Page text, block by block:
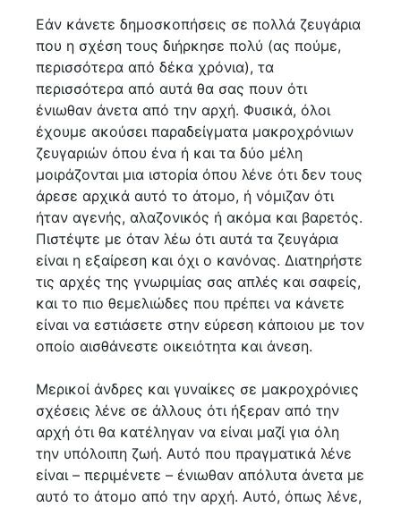
Εάν κάνετε δημοσκοπήσεις σε πολλά ζευγάρια
που η σχέση τους διήρκησε πολύ (ας πούμε,
περισσότερα από δέκα χρόνια), τα
περισσότερα από αυτά θα σας πουν ότι
ένιωθαν άνετα από την αρχή. Φυσικά, όλοι
έχουμε ακούσει παραδείγματα μακροχρόνιων
ζευγαριών όπου ένα ή και τα δύο μέλη
μοιράζονται μια ιστορία όπου λένε ότι δεν τους
άρεσε αρχικά αυτό το άτομο, ή νόμιζαν ότι
ήταν αγενής, αλαζονικός ή ακόμα και βαρετός.
Πιστέψτε με όταν λέω ότι αυτά τα ζευγάρια
είναι η εξαίρεση και όχι ο κανόνας. Διατηρήστε
τις αρχές της γνωριμίας σας απλές και σαφείς,
και το πιο θεμελιώδες που πρέπει να κάνετε
είναι να εστιάσετε στην εύρεση κάποιου με τον
οποίο αισθάνεστε οικειότητα και άνεση.
Μερικοί άνδρες και γυναίκες σε μακροχρόνιες
σχέσεις λένε σε άλλους ότι ήξεραν από την
αρχή ότι θα κατέληγαν να είναι μαζί για όλη
την υπόλοιπη ζωή. Αυτό που πραγματικά λένε
είναι – περιμένετε – ένιωθαν απόλυτα άνετα με
αυτό το άτομο από την αρχή. Αυτό, όπως λένε,